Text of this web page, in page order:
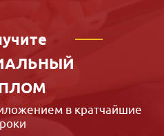
в кратчайшие